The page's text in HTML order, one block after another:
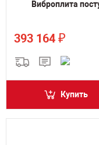
Виброплита
393 164 ₽
Купить